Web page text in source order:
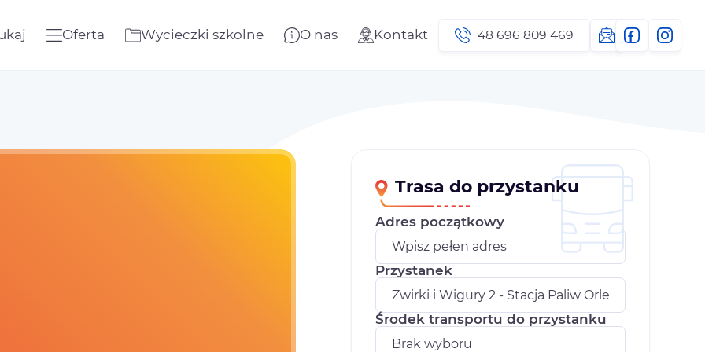
Oferta Wycieczki szkolne O nas Kontakt +48 696 809 469
Trasa do przystanku
Adres początkowy
Przystanek
Środek transportu do przystanku